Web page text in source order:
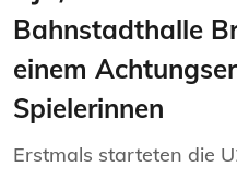
Bahnstadthalle
einem
Spielerinnen
Erstmals starteten die